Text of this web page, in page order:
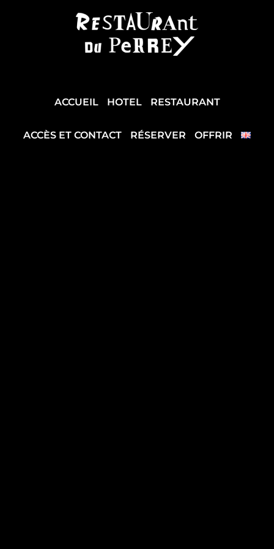
ACCUEIL HOTEL RESTAURANT
ACCÈS ET CONTACT RÉSERVER OFFRIR